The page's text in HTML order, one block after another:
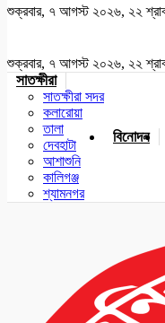
শুক্রবার, ৭ আগস্ট ২০২৬, ২২
শুক্রবার, ৭ আগস্ট ২০২৬, ২২
সাতক্ষীরা
সাতক্ষীরা সদর
কলারোয়া
তালা
দেবহাটা
আশাশুনি
কালিগঞ্জ
শ্যামনগর
বিনোদন